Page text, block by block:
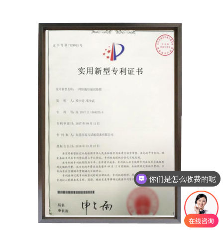
现在有优惠活动吗